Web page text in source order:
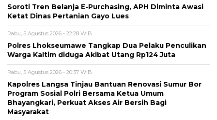
Soroti Tren Belanja E-Purchasing, APH Diminta Awasi
Ketat Dinas Pertanian Gayo Lues
Rabu, 5 Agustus 2026 - 22:28 WIB
Polres Lhokseumawe Tangkap Dua Pelaku Penculikan
Warga Kaltim diduga Akibat Utang Rp124 Juta
Rabu, 5 Agustus 2026 - 20:37 WIB
Kapolres Langsa Tinjau Bantuan Renovasi Sumur Bor
Program Sosial Polri Bersama Ketua Umum
Bhayangkari, Perkuat Akses Air Bersih Bagi
Masyarakat